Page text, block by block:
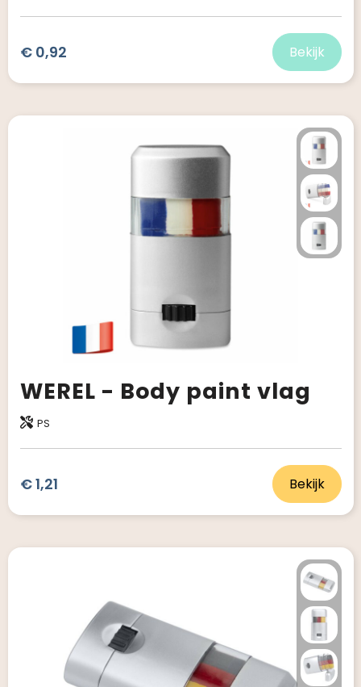
€ 0,92 Bekijk
WEREL - Body paint vlag
PS
€ 1,21 Bekijk